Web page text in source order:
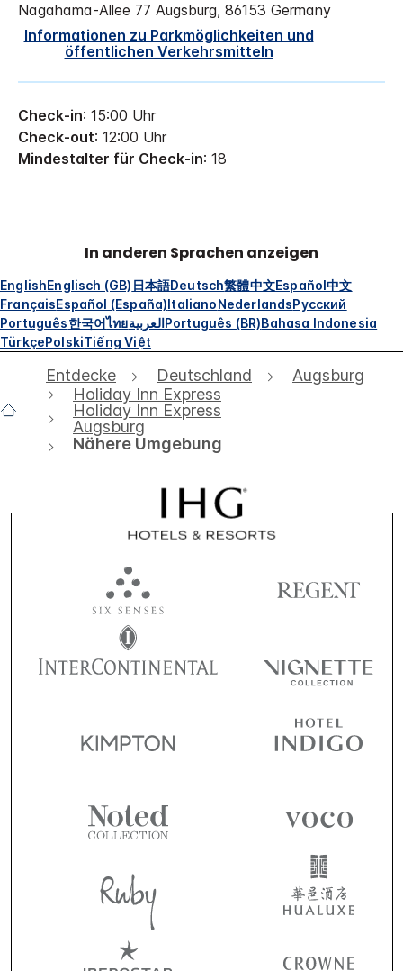
Nagahama-Allee 77 Augsburg, 86153 Germany
Informationen zu Parkmöglichkeiten und
öffentlichen Verkehrsmitteln
Check-in: 15:00 Uhr
Check-out: 12:00 Uhr
Mindestalter für Check-in: 18
In anderen Sprachen anzeigen
EnglishEnglisch (GB) 日本語Deutsch繁體中文Español中文
FrançaisEspañol (España)ItalianoNederlandsРусский
Português한국어ไทยالعربيةPortuguês (BR)Bahasa Indonesia
TürkçePolskiTiếng Việt
Entdecke Deutschland
Augsburg
Holiday Inn Express
Holiday Inn Express
Augsburg
Nähere Umgebung